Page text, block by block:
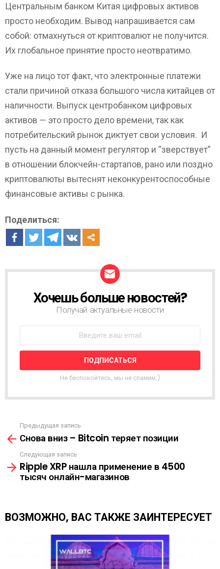
Центральным банком Китая цифровых активов
просто необходим. Вывод напрашивается сам
собой: отмахнуться от криптовалют не получится.
Их глобальное принятие просто неотвратимо.
Уже на лицо тот факт, что электронные платежи
стали причиной отказа большого числа китайцев от
наличности. Выпуск центробанком цифровых
активов — это просто дело времени, так как
потребительский рынок диктует свои условия. И
пусть на данный момент регулятор и “зверствует”
в отношении блокчейн-стартапов, рано или поздно
криптовалюты вытеснят неконкурентоспособные
финансовые активы с рынка.
Поделиться:
О
Т
Н
А
Ы
Л
К
А
Хочешь больше новостей?
Получай актуальные новости
Не беспокойтесь, мы не спамим;)
м
р
е
щ
Предыдущая запись
Снова вниз – Bitcoin теряет позиции
Следующая запись
Ripple XRP нашла применение в 4500
тысяч онлайн-магазинов
ВОЗМОЖНО, ВАС ТАКЖЕ ЗАИНТЕРЕСУЕТ